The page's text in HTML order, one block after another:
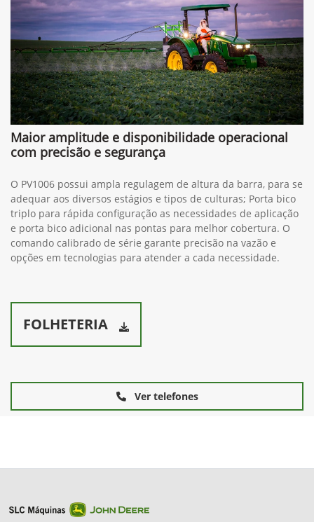
Maior amplitude e disponibilidade operacional
com precisão e segurança
O PV1006 possui ampla regulagem de altura da barra, para se
adequar aos diversos estágios e tipos de culturas; Porta bico
triplo para rápida configuração as necessidades de aplicação
e porta bico adicional nas pontas para melhor cobertura. O
comando calibrado de série garante precisão na vazão e
opções em tecnologias para atender a cada necessidade.
FOLHETERIA
Ver telefones